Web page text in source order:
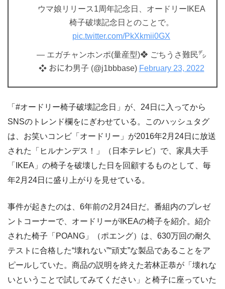
ウマ娘リリース1周年記念日、オードリーIKEA
椅子破壊記念日とのことで。
pic.twitter.com/PkXkmii0GX
— エガチャンホンポ(量産型)❖ ごちうさ難民㌥
❖ おにわ男子 (@j1bbbase) February 23, 2022
「#オードリー椅子破壊記念日」が、24日に入ってから
SNSのトレンド欄をにぎわせている。このハッシュタグ
は、お笑いコンビ「オードリー」が2016年2月24日に放送
された「ヒルナンデス！」（日本テレビ）で、家具大手
「IKEA」の椅子を破壊した日を回顧するものとして、毎
年2月24日に盛り上がりを見せている。
事件が起きたのは、6年前の2月24日だ。番組内のプレゼ
ントコーナーで、オードリーがIKEAの椅子を紹介。紹介
された椅子「POANG」（ポエング）は、630万回の耐久
テストに合格した“壊れない”“頑丈”な製品であることをア
ピールしていた。商品の説明を終えた若林正恭が「壊れな
いということで試してみてください」と椅子に座っていた